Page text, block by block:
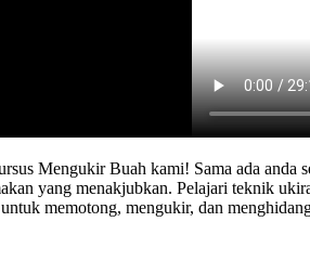
Mengukir Buah kami! Sama ada anda
yang menakjubkan. Pelajari teknik
memotong, mengukir, dan